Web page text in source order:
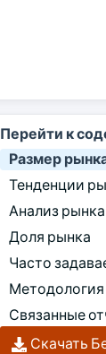
Перейти к
Размер
Тенденции
Анализ рынка
Доля рынка
Часто
Связанные
Скачать